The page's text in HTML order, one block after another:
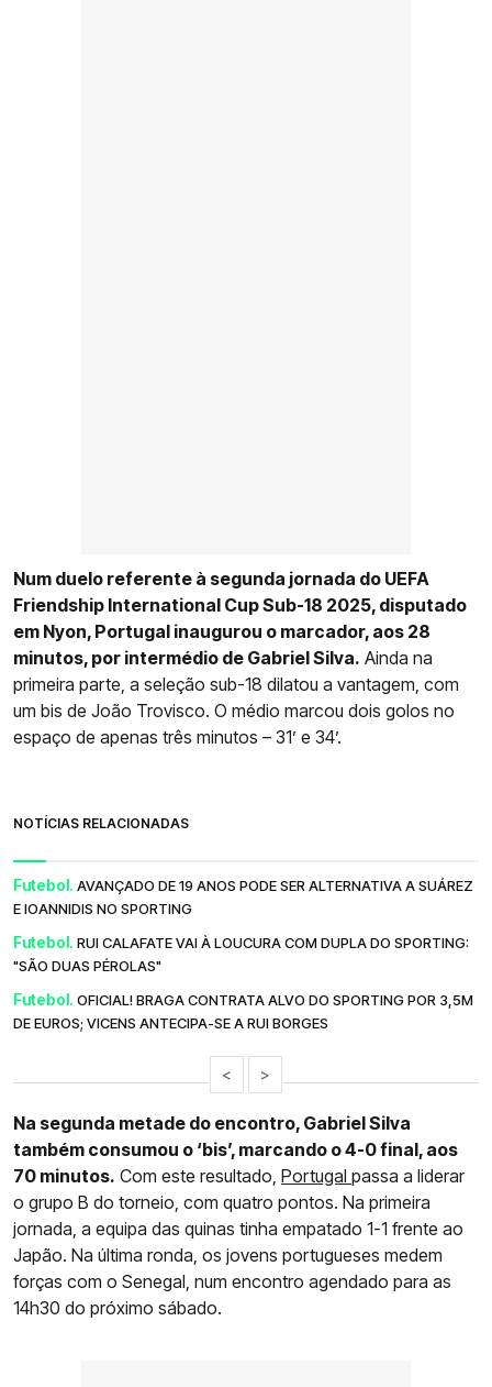
Num duelo referente à segunda jornada do UEFA
Friendship International Cup Sub-18 2025, disputado
em Nyon, Portugal inaugurou o marcador, aos 28
minutos, por intermédio de Gabriel Silva. Ainda na
primeira parte, a seleção sub-18 dilatou a vantagem, com
um bis de João Trovisco. O médio marcou dois golos no
espaço de apenas três minutos – 31’ e 34’.
NOTÍCIAS RELACIONADAS
Futebol. AVANÇADO DE 19 ANOS PODE SER ALTERNATIVA A SUÁREZ
E IOANNIDIS NO SPORTING
Futebol. RUI CALAFATE VAI À LOUCURA COM DUPLA DO SPORTING:
"SÃO DUAS PÉROLAS"
Futebol. OFICIAL! BRAGA CONTRATA ALVO DO SPORTING POR 3,5M
DE EUROS; VICENS ANTECIPA-SE A RUI BORGES
< >
Na segunda metade do encontro, Gabriel Silva
também consumou o ‘bis’, marcando o 4-0 final, aos
70 minutos. Com este resultado, Portugal passa a liderar
o grupo B do torneio, com quatro pontos. Na primeira
jornada, a equipa das quinas tinha empatado 1-1 frente ao
Japão. Na última ronda, os jovens portugueses medem
forças com o Senegal, num encontro agendado para as
14h30 do próximo sábado.